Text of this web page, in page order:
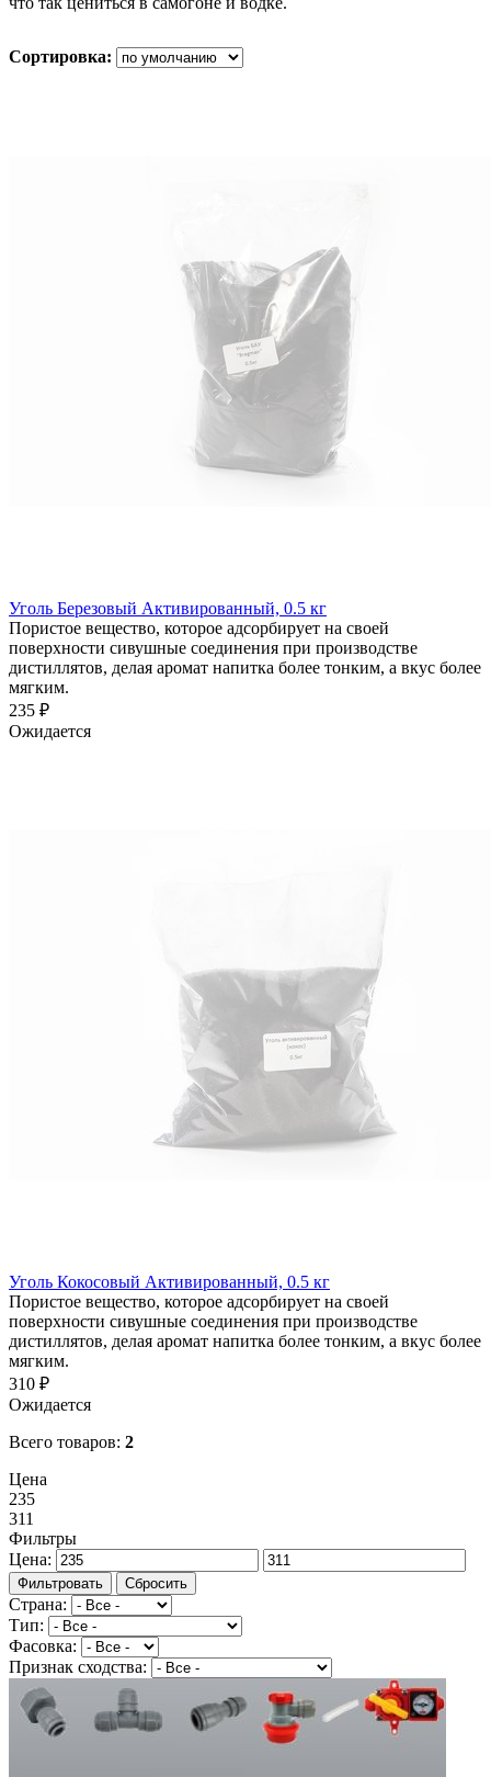
Сортировка:
Уголь Березовый Активированный, 0.5 кг
Пористое вещество, которое адсорбирует на своей
поверхности сивушные соединения при производстве
дистиллятов, делая аромат напитка более тонким, а вкус более
мягким.
235 ₽
Ожидается
Уголь Кокосовый Активированный, 0.5 кг
Пористое вещество, которое адсорбирует на своей
поверхности сивушные соединения при производстве
дистиллятов, делая аромат напитка более тонким, а вкус более
мягким.
310 ₽
Ожидается
Всего товаров: 2
Цена
235
311
Фильтры
Цена:
Фильтровать Сбросить
Страна:
Тип:
Фасовка:
Признак сходства: